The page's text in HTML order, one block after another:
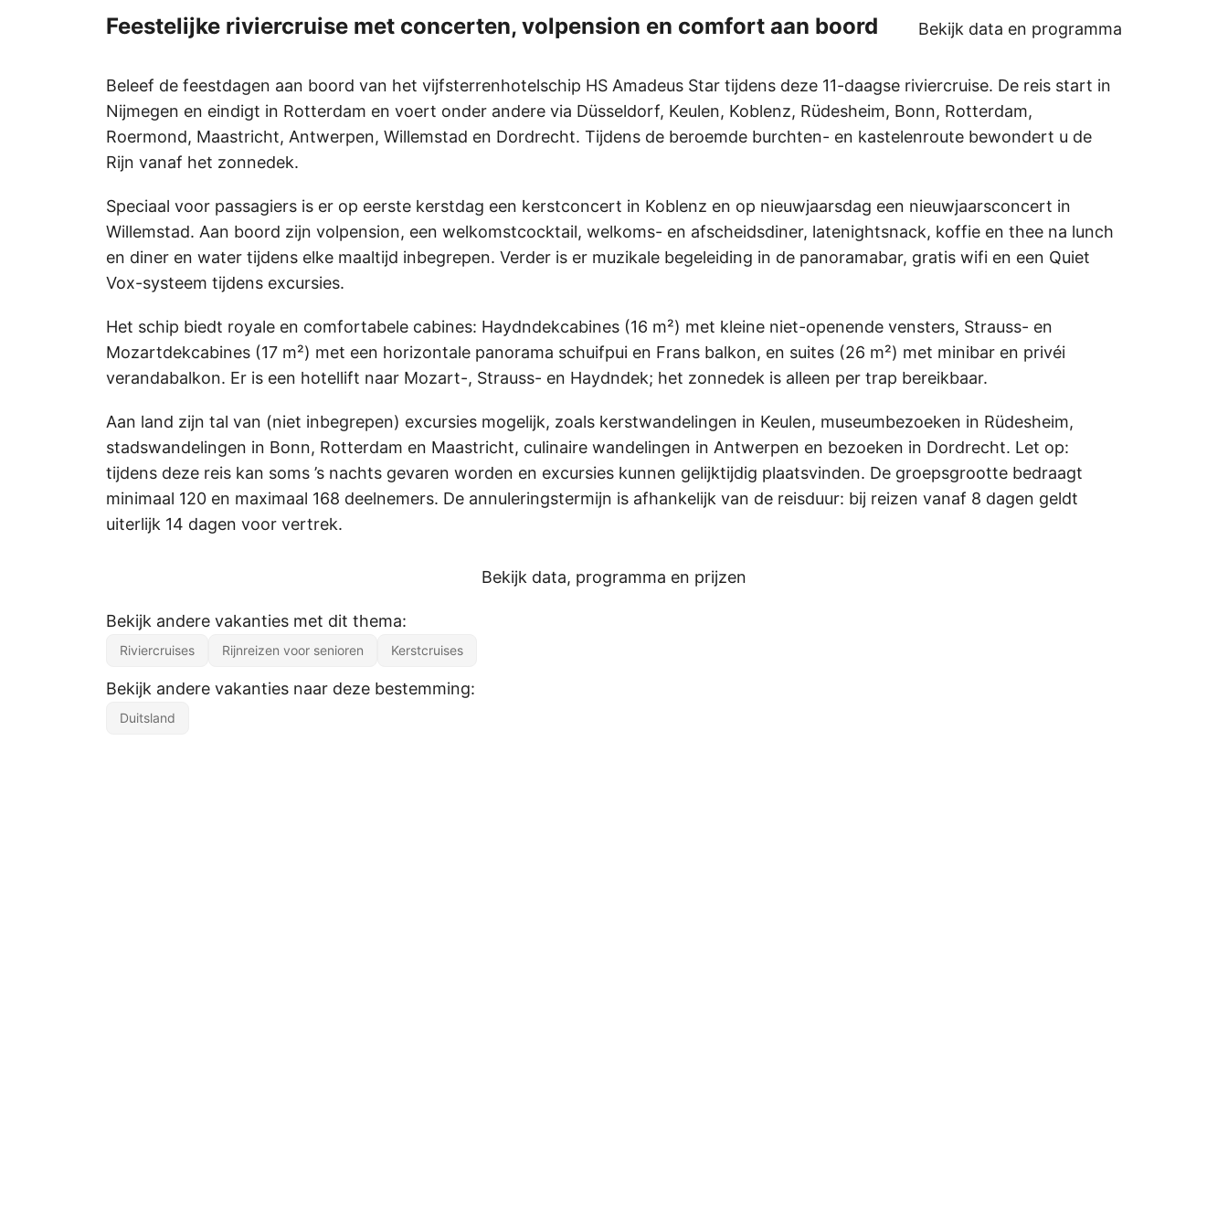
Feestelijke riviercruise met concerten, volpension en comfort aan boord Bekijk data en programma
Beleef de feestdagen aan boord van het vijfsterrenhotelschip HS Amadeus Star tijdens deze 11-daagse riviercruise. De reis start in
Nijmegen en eindigt in Rotterdam en voert onder andere via Düsseldorf, Keulen, Koblenz, Rüdesheim, Bonn, Rotterdam,
Roermond, Maastricht, Antwerpen, Willemstad en Dordrecht. Tijdens de beroemde burchten- en kastelenroute bewondert u de
Rijn vanaf het zonnedek.
Speciaal voor passagiers is er op eerste kerstdag een kerstconcert in Koblenz en op nieuwjaarsdag een nieuwjaarsconcert in
Willemstad. Aan boord zijn volpension, een welkomstcocktail, welkoms- en afscheidsdiner, latenightsnack, koffie en thee na lunch
en diner en water tijdens elke maaltijd inbegrepen. Verder is er muzikale begeleiding in de panoramabar, gratis wifi en een Quiet
Vox-systeem tijdens excursies.
Het schip biedt royale en comfortabele cabines: Haydndekcabines (16 m²) met kleine niet-openende vensters, Strauss- en
Mozartdekcabines (17 m²) met een horizontale panorama schuifpui en Frans balkon, en suites (26 m²) met minibar en privéi
verandabalkon. Er is een hotellift naar Mozart-, Strauss- en Haydndek; het zonnedek is alleen per trap bereikbaar.
Aan land zijn tal van (niet inbegrepen) excursies mogelijk, zoals kerstwandelingen in Keulen, museumbezoeken in Rüdesheim,
stadswandelingen in Bonn, Rotterdam en Maastricht, culinaire wandelingen in Antwerpen en bezoeken in Dordrecht. Let op:
tijdens deze reis kan soms ’s nachts gevaren worden en excursies kunnen gelijktijdig plaatsvinden. De groepsgrootte bedraagt
minimaal 120 en maximaal 168 deelnemers. De annuleringstermijn is afhankelijk van de reisduur: bij reizen vanaf 8 dagen geldt
uiterlijk 14 dagen voor vertrek.
Bekijk data, programma en prijzen
Bekijk andere vakanties met dit thema:
Riviercruises Rijnreizen voor senioren Kerstcruises
Bekijk andere vakanties naar deze bestemming:
Duitsland